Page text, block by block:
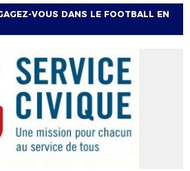
VOUS DANS LE FOOTBALL EN